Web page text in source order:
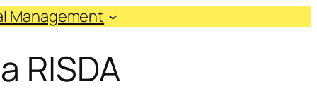
Management
RISDA